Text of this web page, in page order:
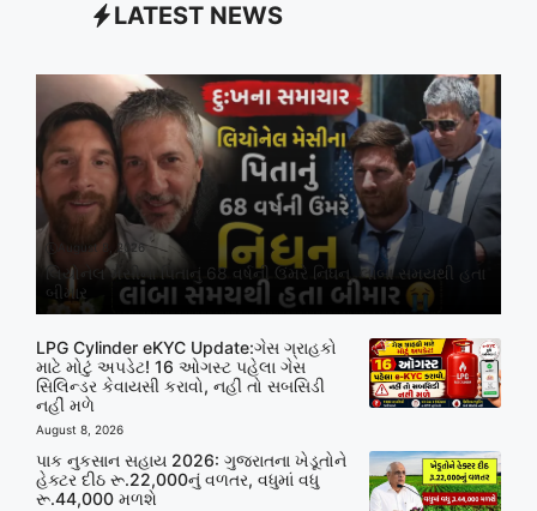
LATEST NEWS
August 8, 2026
લિયોનેલ મેસીના પિતાનું 68 વર્ષની ઉંમરે નિધન, લાંબા સમયથી હતા
બીમાર
LPG Cylinder eKYC Update:ગેસ ગ્રાહકો
માટે મોટું અપડેટ! 16 ઓગસ્ટ પહેલા ગેસ
સિલિન્ડર કેવાયસી કરાવો, નહીં તો સબસિડી
નહીં મળે
August 8, 2026
પાક નુકસાન સહાય 2026: ગુજરાતના ખેડૂતોને
હેક્ટર દીઠ રૂ.22,000નું વળતર, વધુમાં વધુ
રૂ.44,000 મળશે